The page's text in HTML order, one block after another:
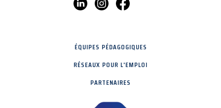
ÉQUIPES PÉDAGOGIQUES
RÉSEAUX POUR L'EMPLOI
PARTENAIRES